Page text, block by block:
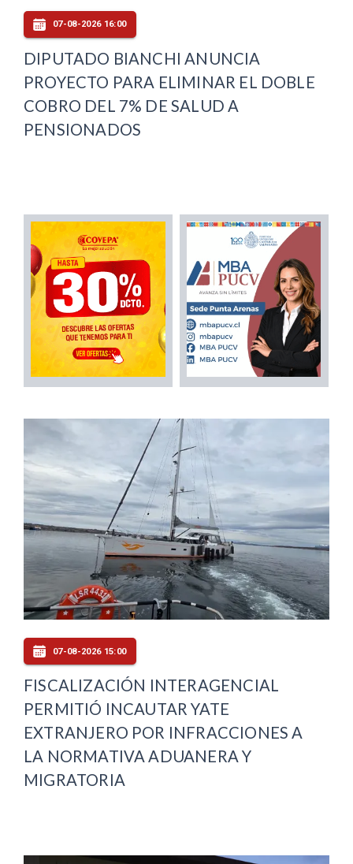
07-08-2026 16:00
DIPUTADO BIANCHI ANUNCIA
PROYECTO PARA ELIMINAR EL DOBLE
COBRO DEL 7% DE SALUD A
PENSIONADOS
07-08-2026 15:00
FISCALIZACIÓN INTERAGENCIAL
PERMITIÓ INCAUTAR YATE
EXTRANJERO POR INFRACCIONES A
LA NORMATIVA ADUANERA Y
MIGRATORIA